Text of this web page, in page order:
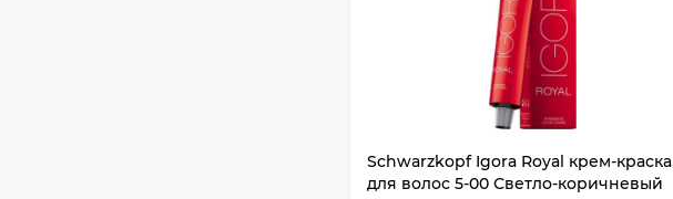
Schwarzkopf Igora Royal крем-краска
для волос 5-00 Светло-коричневый